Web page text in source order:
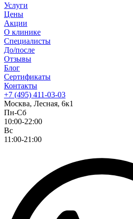
Услуги
Цены
Акции
О клинике
Специалисты
До/после
Отзывы
Блог
Сертификаты
Контакты
+7 (495) 411-03-03
Москва, Лесная, 6к1
Пн-Сб
10:00-22:00
Вс
11:00-21:00